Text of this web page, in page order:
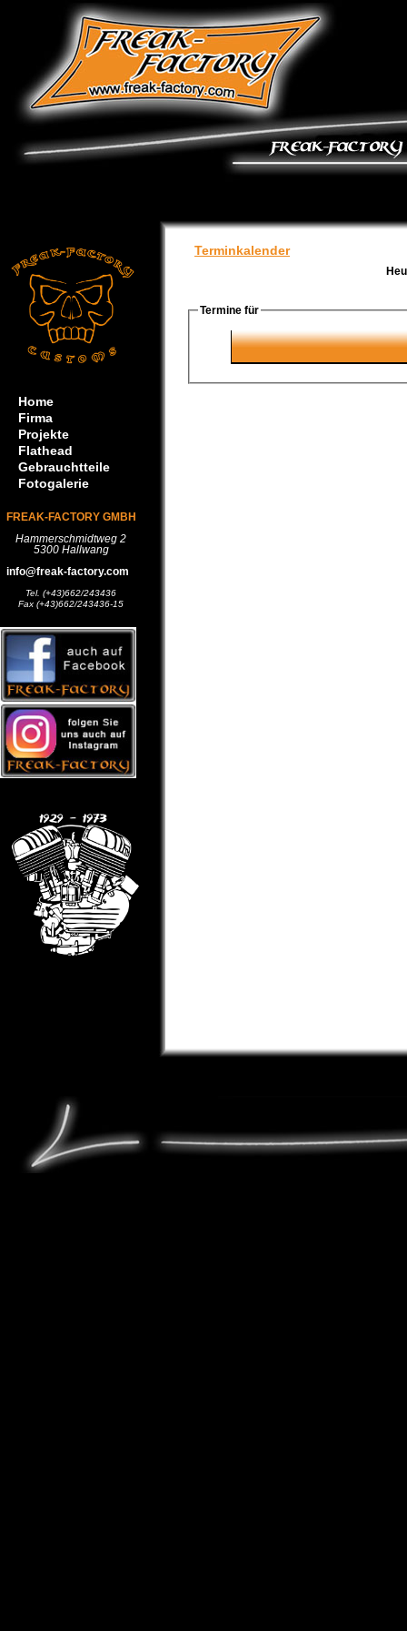
Home
Firma
Projekte
Flathead
Gebrauchtteile
Fotogalerie
FREAK-FACTORY GMBH
Hammerschmidtweg 2
5300 Hallwang
info@freak-factory.com
Tel. (+43)662/243436
Fax (+43)662/243436-15
Terminkalender
Termine für